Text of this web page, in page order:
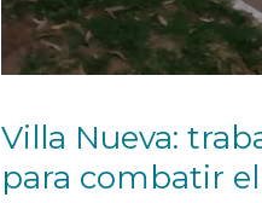
Villa Nueva:
para combatir